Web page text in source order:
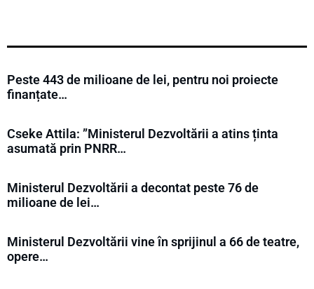
Peste 443 de milioane de lei, pentru noi proiecte
finanțate…
Cseke Attila: ”Ministerul Dezvoltării a atins ținta
asumată prin PNRR…
Ministerul Dezvoltării a decontat peste 76 de
milioane de lei…
Ministerul Dezvoltării vine în sprijinul a 66 de teatre,
opere…